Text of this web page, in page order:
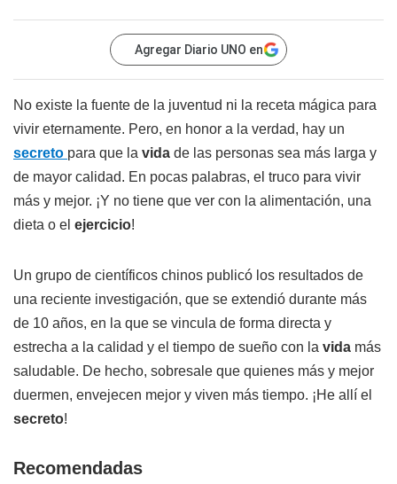
Agregar Diario UNO en
No existe la fuente de la juventud ni la receta mágica para
vivir eternamente. Pero, en honor a la verdad, hay un
secreto para que la vida de las personas sea más larga y
de mayor calidad. En pocas palabras, el truco para vivir
más y mejor. ¡Y no tiene que ver con la alimentación, una
dieta o el ejercicio!
Un grupo de científicos chinos publicó los resultados de
una reciente investigación, que se extendió durante más
de 10 años, en la que se vincula de forma directa y
estrecha a la calidad y el tiempo de sueño con la vida más
saludable. De hecho, sobresale que quienes más y mejor
duermen, envejecen mejor y viven más tiempo. ¡He allí el
secreto!
Recomendadas